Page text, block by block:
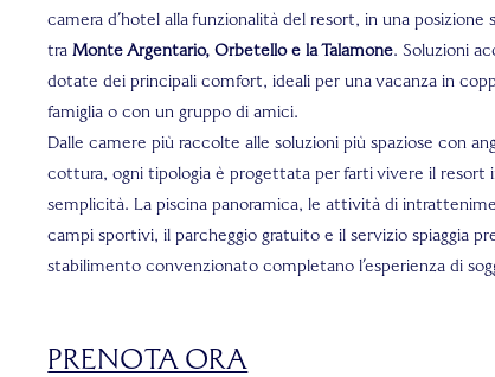
camera d’hotel alla funzionalità del resort, in una posizione
tra Monte Argentario, Orbetello e la Talamone. Soluzioni
dotate dei principali comfort, ideali per una vacanza in
famiglia o con un gruppo di amici.
Dalle camere più raccolte alle soluzioni più spaziose con
cottura, ogni tipologia è progettata per farti vivere il resort
semplicità. La piscina panoramica, le attività di
campi sportivi, il parcheggio gratuito e il servizio spiaggia
stabilimento convenzionato completano l’esperienza di
PRENOTA ORA